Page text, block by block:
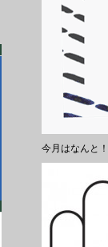
今月はなんと